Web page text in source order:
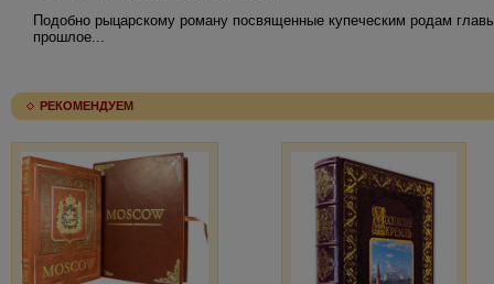
Подобно рыцарскому роману посвященные купеческим родам
прошлое...
РЕКОМЕНДУЕМ